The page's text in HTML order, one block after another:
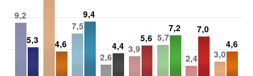
9,2
7,5
2,6
3,9
5,7
2,4
3,0
5,3 4,6
9,4
4,4
5,6
7,2
7,0
4,6